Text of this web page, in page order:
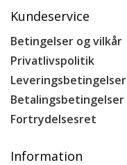
Kundeservice
Betingelser og vilkår
Privatlivspolitik
Leveringsbetingelser
Betalingsbetingelser
Fortrydelsesret
Information